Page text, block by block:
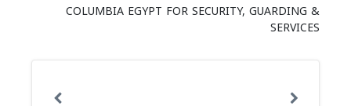
COLUMBIA EGYPT FOR SECURITY, GUARDING &
SERVICES